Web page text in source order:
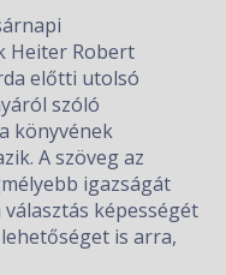
Heiter Robert
előtti utolsó
szóló
könyvének
A szöveg az
igazságát
képességét
is arra,